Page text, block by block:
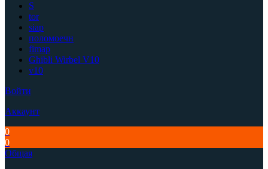
S
tor
siap
поломоечн
fimap
Ghibli Wirbel V10
v10
Войти
Аккаунт
0
0
Общая